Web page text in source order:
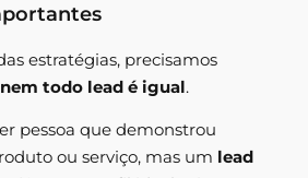
estratégias, precisamos
todo lead é igual.
pessoa que demonstrou
ou serviço, mas um lead